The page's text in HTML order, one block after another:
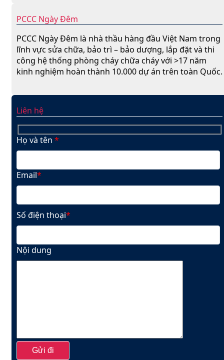
PCCC Ngày Đêm
PCCC Ngày Đêm là nhà thầu hàng đầu Việt Nam trong
lĩnh vực sửa chữa, bảo trì – bảo dượng, lắp đặt và thi
công hệ thống phòng cháy chữa cháy với >17 năm
kinh nghiệm hoàn thành 10.000 dự án trên toàn Quốc.
Liên hệ
Họ và tên *
Email*
Số điện thoại*
Nội dung